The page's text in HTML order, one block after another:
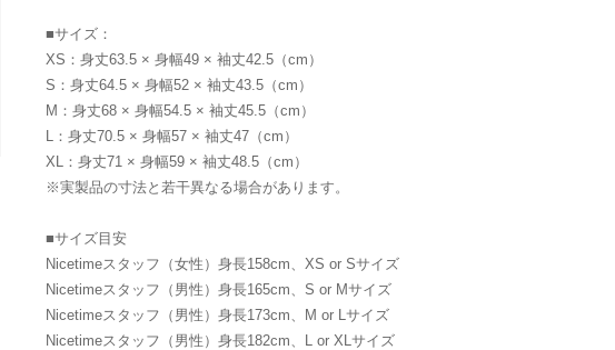
■サイズ：
XS：身丈63.5 × 身幅49 × 袖丈42.5（cm）
S：身丈64.5 × 身幅52 × 袖丈43.5（cm）
M：身丈68 × 身幅54.5 × 袖丈45.5（cm）
L：身丈70.5 × 身幅57 × 袖丈47（cm）
XL：身丈71 × 身幅59 × 袖丈48.5（cm）
※実製品の寸法と若干異なる場合があります。
■サイズ目安
Nicetimeスタッフ（女性）身長158cm、XS or Sサイズ
Nicetimeスタッフ（男性）身長165cm、S or Mサイズ
Nicetimeスタッフ（男性）身長173cm、M or Lサイズ
Nicetimeスタッフ（男性）身長182cm、L or XLサイズ